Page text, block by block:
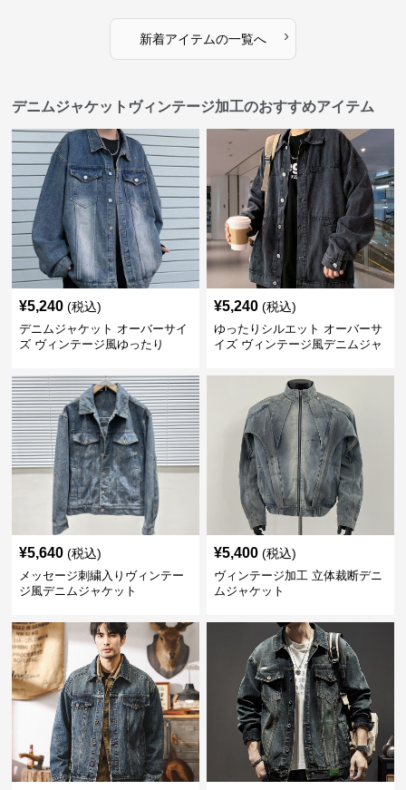
新着アイテムの一覧へ ›
デニムジャケットヴィンテージ加工のおすすめアイテム
¥5,240 (税込)
デニムジャケット オーバーサイ
ズ ヴィンテージ風ゆったり
¥5,240 (税込)
ゆったりシルエット オーバーサ
イズ ヴィンテージ風デニムジャ
¥5,640 (税込)
メッセージ刺繍入りヴィンテー
ジ風デニムジャケット
¥5,400 (税込)
ヴィンテージ加工 立体裁断デニ
ムジャケット